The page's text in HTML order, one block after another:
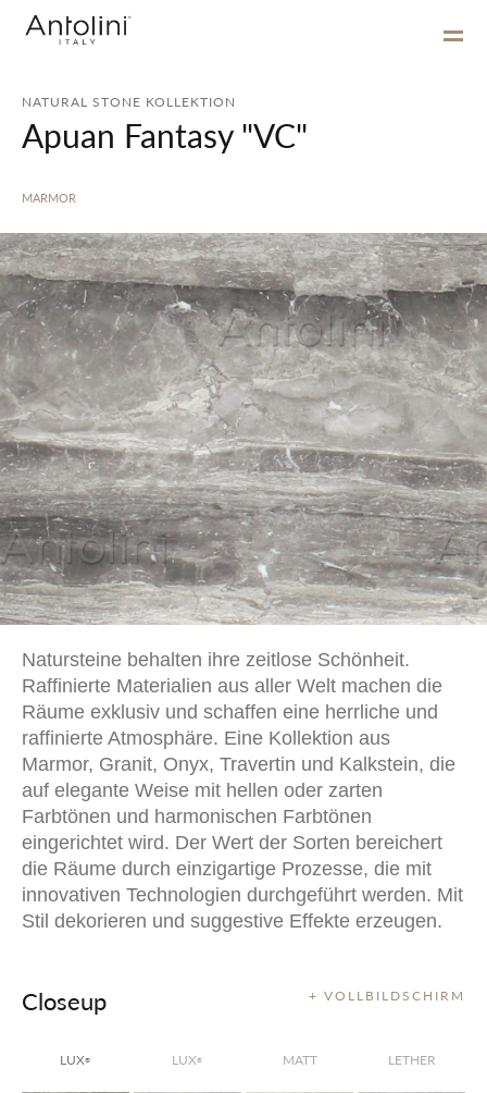
NATURAL STONE KOLLEKTION
Apuan Fantasy "VC"
MARMOR
Natursteine behalten ihre zeitlose Schönheit.
Raffinierte Materialien aus aller Welt machen die
Räume exklusiv und schaffen eine herrliche und
raffinierte Atmosphäre. Eine Kollektion aus
Marmor, Granit, Onyx, Travertin und Kalkstein, die
auf elegante Weise mit hellen oder zarten
Farbtönen und harmonischen Farbtönen
eingerichtet wird. Der Wert der Sorten bereichert
die Räume durch einzigartige Prozesse, die mit
innovativen Technologien durchgeführt werden. Mit
Stil dekorieren und suggestive Effekte erzeugen.
+ VOLLBILDSCHIRM
Closeup
LUX® LUX® MATT LETHER